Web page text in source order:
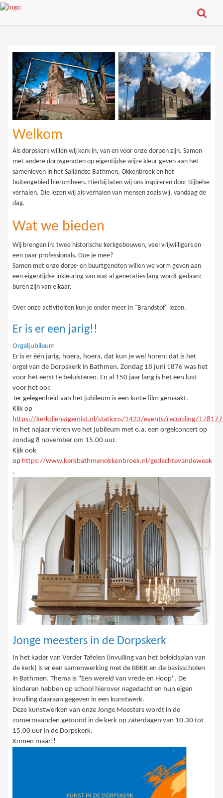
Welkom
Als dorpskerk willen wij kerk in, van en voor onze dorpen zijn. Samen
met andere dorpsgenoten op eigentijdse wijze kleur geven aan het
samenleven in het Sallandse Bathmen, Okkenbroek en het
buitengebied hieromheen. Hierbij laten wij ons inspireren door Bijbelse
verhalen. Die lezen wij als verhalen van mensen zoals wij, vandaag de
dag.
Wat we bieden
Wij brengen in: twee historische kerkgebouwen, veel vrijwilligers en
een paar professionals. Doe je mee?
Samen met onze dorps- en buurtgenoten willen we vorm geven aan
een eigentijdse inkleuring van wat al generaties lang wordt gedaan:
buren zijn van elkaar.
Over onze activiteiten kun je onder meer in "Brandstof" lezen.
Er is er een jarig!!
Orgeljubileum
Er is er één jarig, hoera, hoera, dat kun je wel horen: dat is het
orgel van de Dorpskerk in Bathmen. Zondag 18 juni 1876 was het
voor het eerst te beluisteren. En al 150 jaar lang is het een lust
voor het oor.
Ter gelegenheid van het jubileum is een korte film gemaakt.
Klik op
https://kerkdienstgemist.nl/stations/1423/events/recording/
In het najaar vieren we het jubileum met o.a. een orgelconcert op
zondag 8 november om 15.00 uur.
Kijk ook
op https://www.kerkbathmenokkenbroek.nl/gedachtevandeweek
,
Jonge meesters in de Dorpskerk
In het kader van Verder Tafelen (invulling van het beleidsplan van
de kerk) is er een samenwerking met de BBKK en de basisscholen
in Bathmen. Thema is "Een wereld van vrede en Hoop". De
kinderen hebben op school hierover nagedacht en hun eigen
invulling daaraan gegeven in een kunstwerk.
Deze kunstwerken van onze Jonge Meesters wordt in de
zomermaanden getoond in de kerk op zaterdagen van 10.30 tot
15.00 uur in de Dorpskerk.
Komen maar!!